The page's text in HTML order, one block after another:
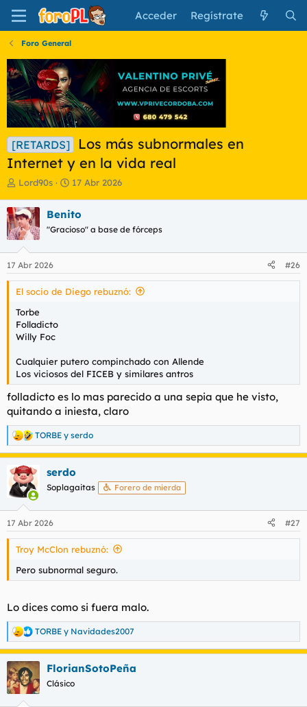
Acceder Regístrate
Foro General
[RETARDS]
Los más subnormales en
Internet y en la vida real
I
i
c
i
a
d
o
r
d
l
e
a
Lord90s
F
h
a
e
n
i
17 Abr 2026
Benito
"Gracioso" a base de fórceps
17 Abr 2026 #26
El socio de Diego rebuznó:
Torbe
Folladicto
Willy Foc
Cualquier putero compinchado con Allende
Los viciosos del FICEB y similares antros
folladicto es lo mas parecido a una sepia que he visto,
quitando a iniesta, claro
R
e
a
c
c
i
e
s
TORBE y serdo
serdo
Soplagaitas Forero de mierda
17 Abr 2026 #27
Troy McClon rebuznó:
Pero subnormal seguro.
Lo dices como si fuera malo.
R
e
a
c
c
i
TORBE y Navidades2007
FlorianSotoPeña
Clásico